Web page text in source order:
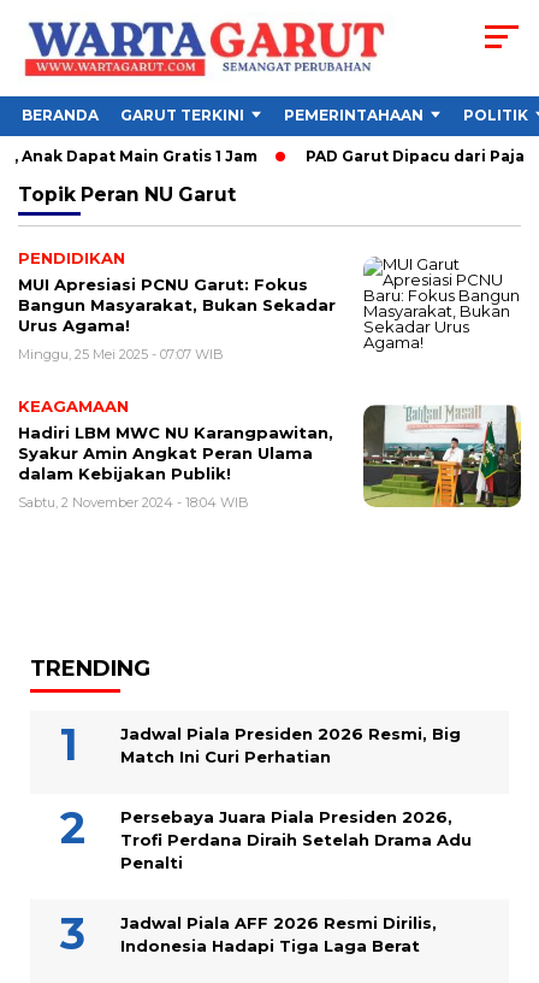
BERANDA GARUT TERKINI PEMERINTAHAAN POLITIK
Dapat Main Gratis 1 Jam PAD Garut Dipacu dari
Topik Peran NU Garut
PENDIDIKAN
MUI Apresiasi PCNU Garut: Fokus
Bangun Masyarakat, Bukan Sekadar
Urus Agama!
Minggu, 25 Mei 2025 - 07:07 WIB
KEAGAMAAN
Hadiri LBM MWC NU Karangpawitan,
Syakur Amin Angkat Peran Ulama
dalam Kebijakan Publik!
Sabtu, 2 November 2024 - 18:04 WIB
TRENDING
Jadwal Piala Presiden 2026 Resmi, Big
Match Ini Curi Perhatian
Persebaya Juara Piala Presiden 2026,
Trofi Perdana Diraih Setelah Drama Adu
Penalti
Jadwal Piala AFF 2026 Resmi Dirilis,
Indonesia Hadapi Tiga Laga Berat